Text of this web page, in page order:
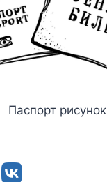
Паспорт рисунок